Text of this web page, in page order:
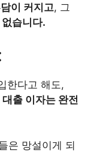
이 커지고, 그
습니다.
한다고 해도,
출 이자는 완전
은 망설이게 되